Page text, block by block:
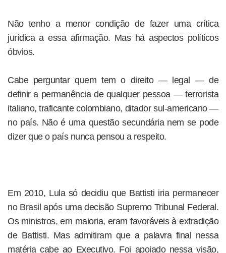
Não tenho a menor condição de fazer uma crítica
jurídica a essa afirmação. Mas há aspectos políticos
óbvios.
Cabe perguntar quem tem o direito — legal — de
definir a permanência de qualquer pessoa — terrorista
italiano, traficante colombiano, ditador sul-americano —
no país. Não é uma questão secundária nem se pode
dizer que o país nunca pensou a respeito.
Em 2010, Lula só decidiu que Battisti iria permanecer
no Brasil após uma decisão Supremo Tribunal Federal.
Os ministros, em maioria, eram favoráveis à extradição
de Battisti. Mas admitiram que a palavra final nessa
matéria cabe ao Executivo. Foi apoiado nessa visão,